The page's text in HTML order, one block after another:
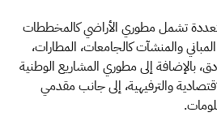
تشمل مطوري الأراضي كالمخططات
والمنشآت كالجامعات، المطارات،
بالإضافة إلى مطوري المشاريع الوطنية
والترفيهية، إلى جانب مقدمي